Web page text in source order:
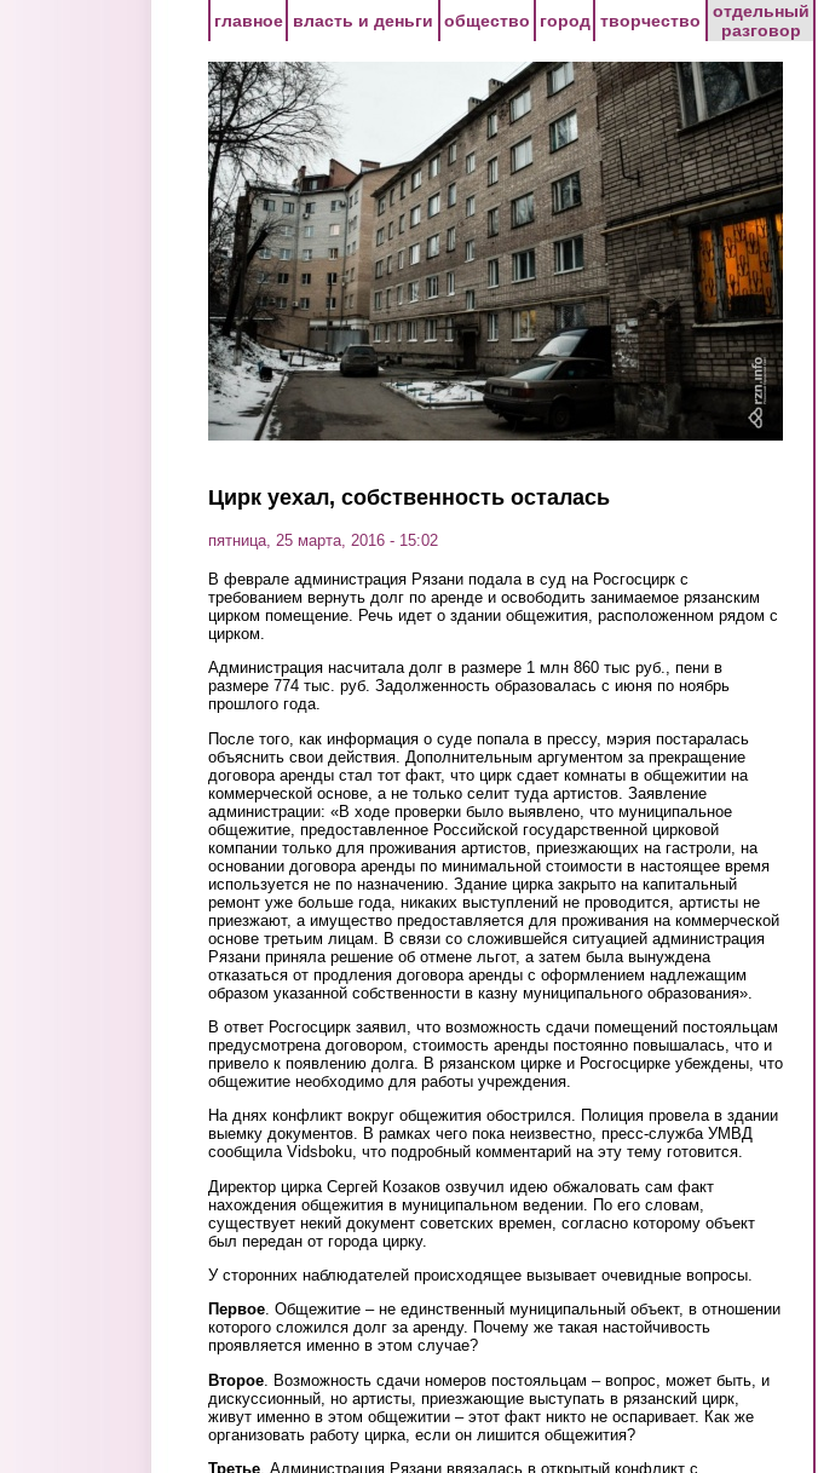
главное власть и деньги общество город творчество
отдельный
разговор
Цирк уехал, собственность осталась
пятница, 25 марта, 2016 - 15:02
В феврале администрация Рязани подала в суд на Росгосцирк с
требованием вернуть долг по аренде и освободить занимаемое рязанским
цирком помещение. Речь идет о здании общежития, расположенном рядом с
цирком.
Администрация насчитала долг в размере 1 млн 860 тыс руб., пени в
размере 774 тыс. руб. Задолженность образовалась с июня по ноябрь
прошлого года.
После того, как информация о суде попала в прессу, мэрия постаралась
объяснить свои действия. Дополнительным аргументом за прекращение
договора аренды стал тот факт, что цирк сдает комнаты в общежитии на
коммерческой основе, а не только селит туда артистов. Заявление
администрации: «В ходе проверки было выявлено, что муниципальное
общежитие, предоставленное Российской государственной цирковой
компании только для проживания артистов, приезжающих на гастроли, на
основании договора аренды по минимальной стоимости в настоящее время
используется не по назначению. Здание цирка закрыто на капитальный
ремонт уже больше года, никаких выступлений не проводится, артисты не
приезжают, а имущество предоставляется для проживания на коммерческой
основе третьим лицам. В связи со сложившейся ситуацией администрация
Рязани приняла решение об отмене льгот, а затем была вынуждена
отказаться от продления договора аренды с оформлением надлежащим
образом указанной собственности в казну муниципального образования».
В ответ Росгосцирк заявил, что возможность сдачи помещений постояльцам
предусмотрена договором, стоимость аренды постоянно повышалась, что и
привело к появлению долга. В рязанском цирке и Росгосцирке убеждены, что
общежитие необходимо для работы учреждения.
На днях конфликт вокруг общежития обострился. Полиция провела в здании
выемку документов. В рамках чего пока неизвестно, пресс-служба УМВД
сообщила Vidsboku, что подробный комментарий на эту тему готовится.
Директор цирка Сергей Козаков озвучил идею обжаловать сам факт
нахождения общежития в муниципальном ведении. По его словам,
существует некий документ советских времен, согласно которому объект
был передан от города цирку.
У сторонних наблюдателей происходящее вызывает очевидные вопросы.
Первое. Общежитие – не единственный муниципальный объект, в отношении
которого сложился долг за аренду. Почему же такая настойчивость
проявляется именно в этом случае?
Второе . Возможность сдачи номеров постояльцам – вопрос, может быть, и
дискуссионный, но артисты, приезжающие выступать в рязанский цирк,
живут именно в этом общежитии – этот факт никто не оспаривает. Как же
организовать работу цирка, если он лишится общежития?
Третье . Администрация Рязани ввязалась в открытый конфликт с